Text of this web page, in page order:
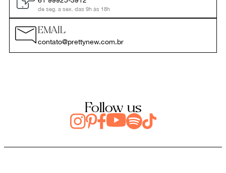
de seg. a sex. das 9h às 18h
EMAIL
contato@prettynew.com.br
Follow us